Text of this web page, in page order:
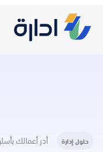
حلول إدارة أدر أعمالك